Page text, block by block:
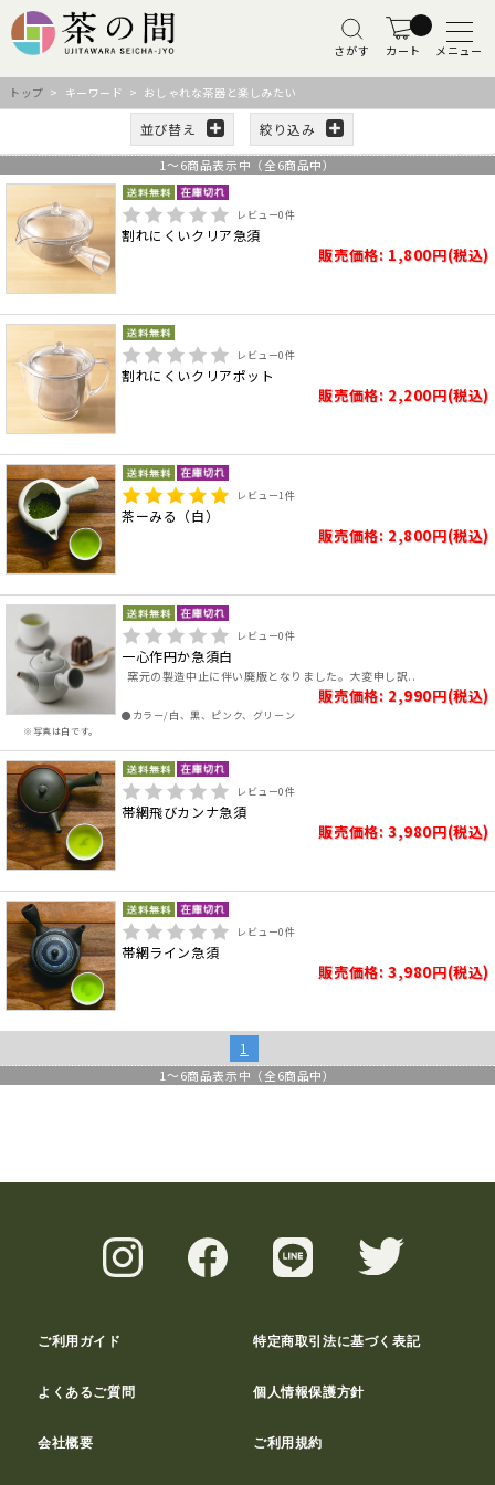
さがす カート メニュー
トップ > キーワード > おしゃれな茶器と楽しみたい
並び替え 絞り込み
1 ～6商品表示中（全6商品中）
レビュー0件
割れにくいクリア急須
販売価格: 1,800円(税込)
レビュー0件
割れにくいクリアポット
販売価格: 2,200円(税込)
レビュー1件
茶ーみる（白）
販売価格: 2,800円(税込)
※写真は白です。
レビュー0件
一心作円か急須白
窯元の製造中止に伴い廃版となりました。大変申し訳..
販売価格: 2,990円(税込)
●カラー/白、黒、ピンク、グリーン
レビュー0件
帯網飛びカンナ急須
販売価格: 3,980円(税込)
レビュー0件
帯網ライン急須
販売価格: 3,980円(税込)
1
1 ～6商品表示中（全6商品中）
ご利用ガイド 特定商取引法に基づく表記
よくあるご質問 個人情報保護方針
会社概要 ご利用規約